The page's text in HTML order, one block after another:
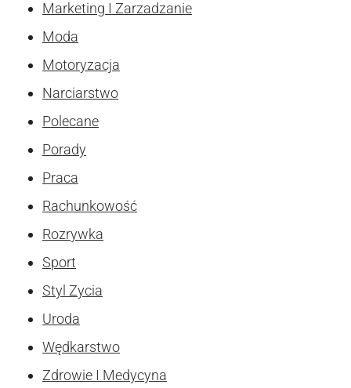
Marketing I Zarzadzanie
Moda
Motoryzacja
Narciarstwo
Polecane
Porady
Praca
Rachunkowość
Rozrywka
Sport
Styl Zycia
Uroda
Wędkarstwo
Zdrowie I Medycyna